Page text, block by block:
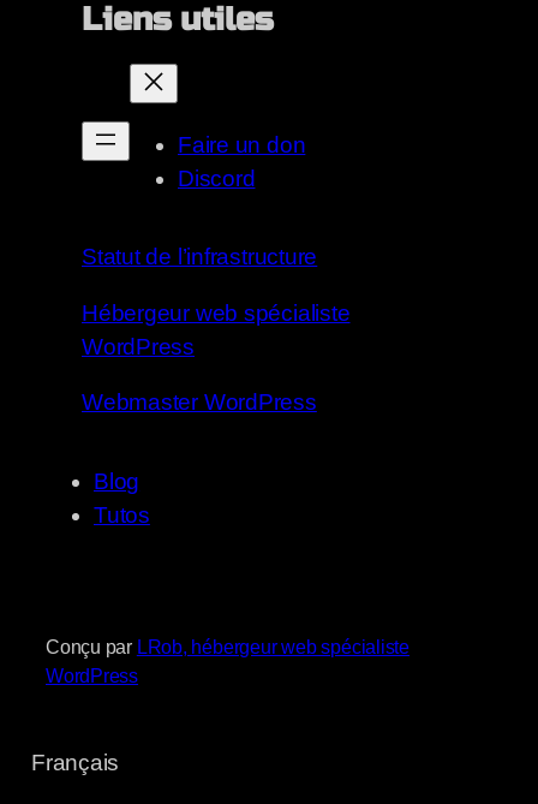
Liens utiles
Faire un don
Discord
Statut de l’infrastructure
Hébergeur web spécialiste
WordPress
Webmaster WordPress
Blog
Tutos
Conçu par LRob, hébergeur web spécialiste
WordPress
Français